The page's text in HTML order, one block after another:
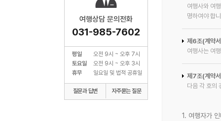
여행상담 문의전화
031-985-7602
평일
오전 9시 ~ 오후 7시
토요일
오전 9시 ~ 오후 3시
휴무
일요일 및 법적 공휴일
질문과 답변 자주묻는 질문
여행사와 여
명하여야 합
제6조(계약
여행사는 여
제7조(계약
다음 각 호의
1. 여행자가